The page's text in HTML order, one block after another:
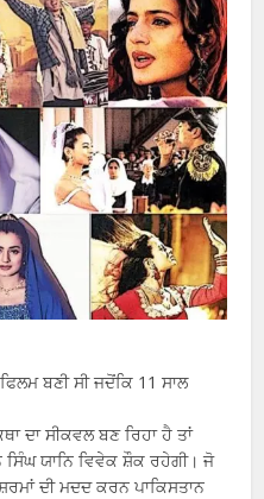
ਬਣੀ ਸੀ ਜਦੋਂਕਿ 11 ਸਾਲ
ਦਾ ਸੀਕਵਲ ਬਣ ਰਿਹਾ ਹੈ ਤਾਂ
ਯਾਨਿ ਵਿਵੇਕ ਸ਼ੌਕ ਰਹੇਗੀ। ਜੋ
ਦੀ ਮਦਦ ਕਰਨ ਪਾਕਿਸਤਾਨ